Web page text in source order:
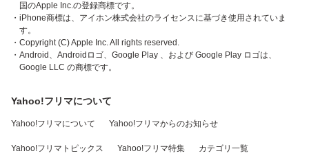
国のApple Inc.の登録商標です。
・iPhone商標は、アイホン株式会社のライセンスに基づき使用されていま
す。
・Copyright (C) Apple Inc. All rights reserved.
・Android、Androidロゴ、Google Play 、および Google Play ロゴは、
Google LLC の商標です。
Yahoo!フリマについて
Yahoo!フリマについて Yahoo!フリマからのお知らせ
Yahoo!フリマトピックス Yahoo!フリマ特集 カテゴリ一覧